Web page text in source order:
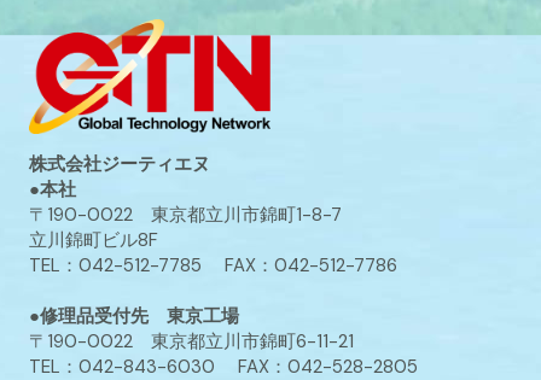
株式会社ジーティエヌ
●本社
〒190-0022 東京都立川市錦町1-8-7
立川錦町ビル8F
TEL：042-512-7785 FAX：042-512-7786
●修理品受付先 東京工場
〒190-0022 東京都立川市錦町6-11-21
TEL：042-843-6030 FAX：042-528-2805